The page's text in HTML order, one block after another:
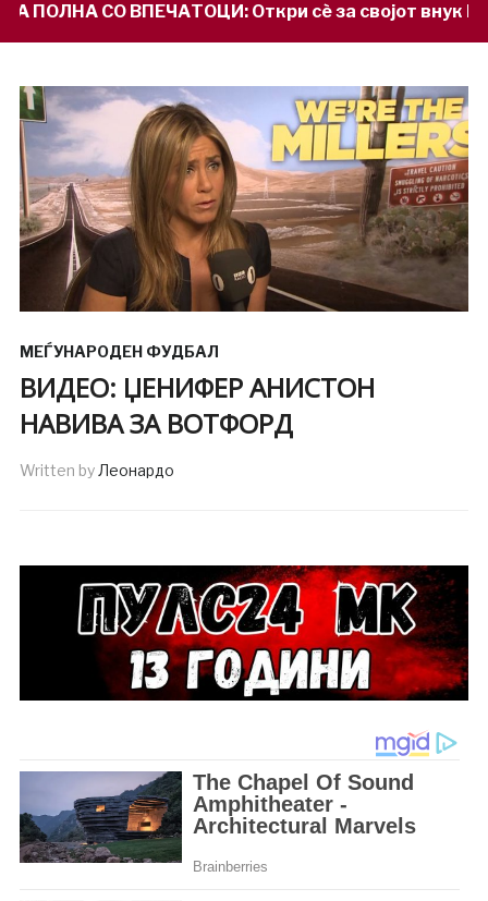
Откри сè за својот внук Илијан и призна што
МЕЃУНАРОДЕН ФУДБАЛ
ВИДЕО: ЏЕНИФЕР АНИСТОН
НАВИВА ЗА ВОТФОРД
Written byЛеонардо